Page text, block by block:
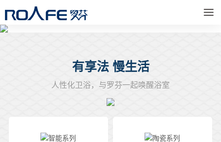
有享法 慢生活
人性化卫浴，与罗芬一起唤醒浴室